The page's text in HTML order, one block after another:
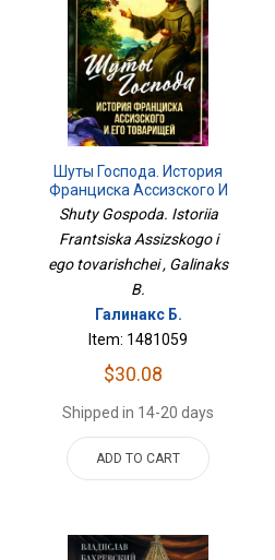
Шуты Господа. История
Франциска Ассизского И
Его Товарищей
Shuty Gospoda. Istoriia
Frantsiska Assizskogo i
ego tovarishchei , Galinaks
B.
Галинакс Б.
Item: 1481059
$30.08
Shipped in 14-20 days
ADD TO CART